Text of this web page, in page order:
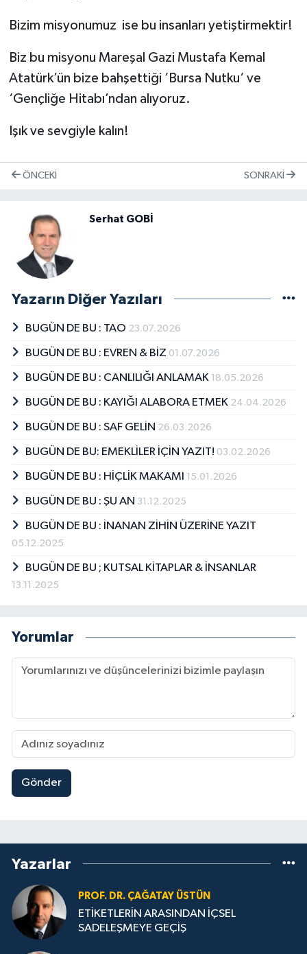
Bizim misyonumuz ise bu insanları yetiştirmektir!
Biz bu misyonu Mareşal Gazi Mustafa Kemal
Atatürk’ün bize bahşettiği ‘Bursa Nutku‘ ve
‘Gençliğe Hitabı’ndan alıyoruz.
Işık ve sevgiyle kalın!
ÖNCEKI SONRAKI
Serhat GOBİ
Yazarın Diğer Yazıları
BUGÜN DE BU : TAO 23.07.2026
BUGÜN DE BU : EVREN & BİZ 01.07.2026
BUGÜN DE BU : CANLILIĞI ANLAMAK 18.05.2026
BUGÜN DE BU : KAYIĞI ALABORA ETMEK 24.04.2026
BUGÜN DE BU : SAF GELİN 26.03.2026
BUGÜN DE BU: EMEKLİLER İÇİN YAZIT! 03.02.2026
BUGÜN DE BU : HİÇLİK MAKAMI 15.01.2026
BUGÜN DE BU : ŞU AN 31.12.2025
BUGÜN DE BU : İNANAN ZİHİN ÜZERİNE YAZIT
05.12.2025
BUGÜN DE BU ; KUTSAL KİTAPLAR & İNSANLAR
13.11.2025
Yorumlar
Gönder
Yazarlar
PROF. DR. ÇAĞATAY ÜSTÜN
ETİKETLERİN ARASINDAN İÇSEL
SADELEŞMEYE GEÇİŞ